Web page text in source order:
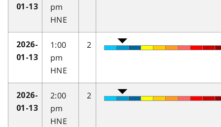
01-13
pm
HNE
2026-
01-13
1:00
pm
HNE
2
2026-
01-13
2:00
pm
HNE
2